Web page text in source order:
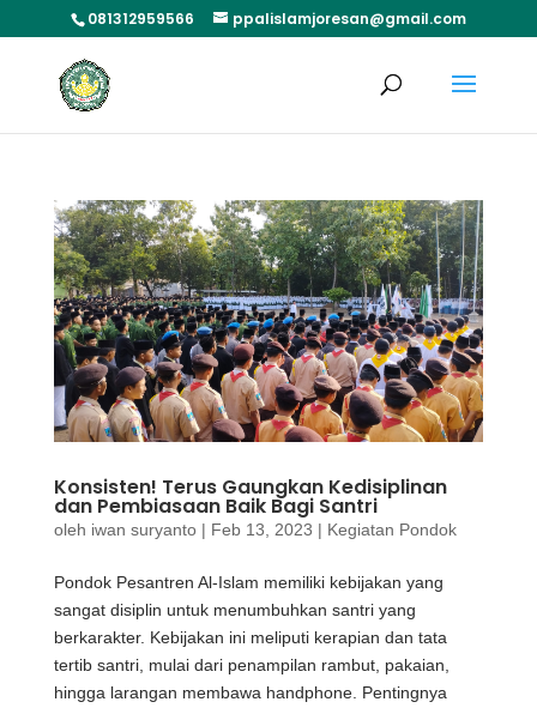
081312959566 ppalislamjoresan@gmail.com
Konsisten! Terus Gaungkan Kedisiplinan
dan Pembiasaan Baik Bagi Santri
oleh iwan suryanto| Feb 13, 2023 | Kegiatan Pondok
Pondok Pesantren Al-Islam memiliki kebijakan yang
sangat disiplin untuk menumbuhkan santri yang
berkarakter. Kebijakan ini meliputi kerapian dan tata
tertib santri, mulai dari penampilan rambut, pakaian,
hingga larangan membawa handphone. Pentingnya